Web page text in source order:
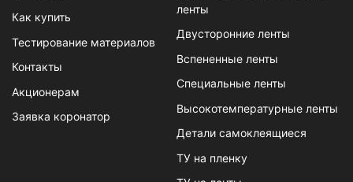
Как купить
Тестирование материалов
Контакты
Акционерам
Заявка коронатор
ленты
Двусторонние ленты
Вспененные ленты
Специальные ленты
Высокотемпературные ленты
Детали самоклеящиеся
ТУ на пленку